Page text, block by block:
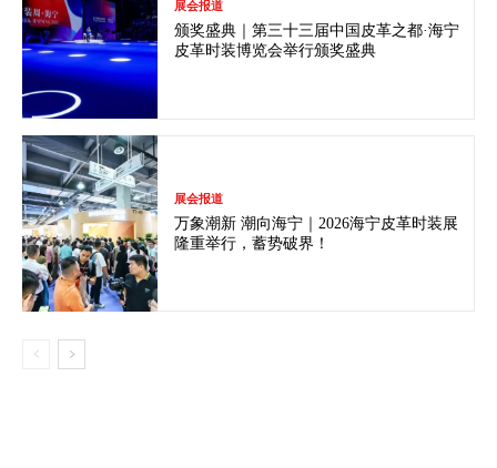
展会报道
颁奖盛典｜第三十三届中国皮革之都·海宁
皮革时装博览会举行颁奖盛典
展会报道
万象潮新 潮向海宁｜2026海宁皮革时装展
隆重举行，蓄势破界！